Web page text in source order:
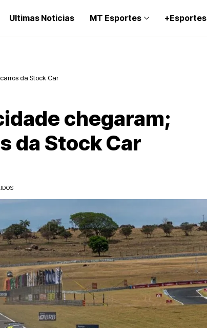
Ultimas Noticias MT Esportes +Esportes
da Stock Car
chegaram;
da Stock Car